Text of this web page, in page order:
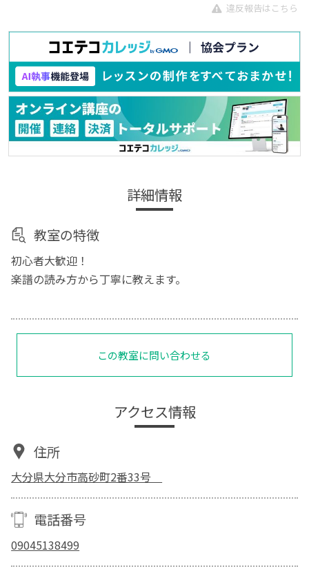
違反報告はこちら
詳細情報
教室の特徴
初心者大歓迎！
楽譜の読み方から丁寧に教えます。
この教室に問い合わせる
アクセス情報
住所
大分県大分市高砂町2番33号
電話番号
09045138499